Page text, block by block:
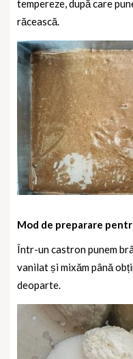
tempereze, după care
răcească.
Mod de preparare
Într-un castron punem
vanilat și mixăm până
deoparte.